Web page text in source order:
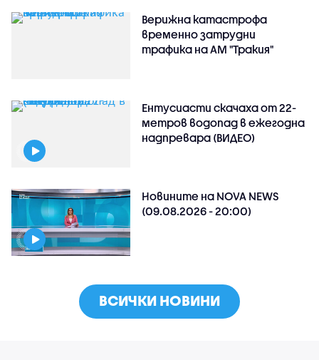
Верижна катастрофа
временно затрудни
трафика на АМ "Тракия"
Ентусиасти скачаха от 22-
метров водопад в ежегодна
надпревара (ВИДЕО)
Новините на NOVA NEWS
(09.08.2026 - 20:00)
ВСИЧКИ НОВИНИ